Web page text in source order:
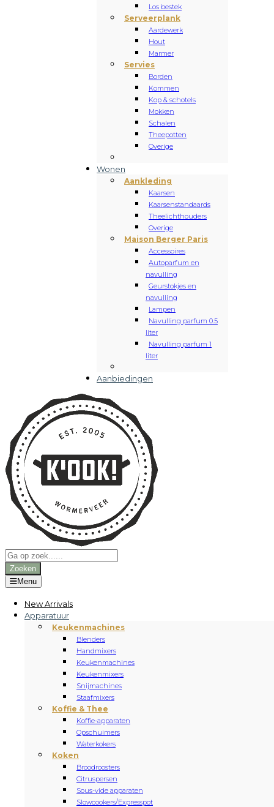
Los bestek
Serveerplank
Aardewerk
Hout
Marmer
Servies
Borden
Kommen
Kop & schotels
Mokken
Schalen
Theepotten
Overige
Wonen
Aankleding
Kaarsen
Kaarsenstandaards
Theelichthouders
Overige
Maison Berger Paris
Accessoires
Autoparfum en
navulling
Geurstokjes en
navulling
Lampen
Navulling parfum 0.5
liter
Navulling parfum 1
liter
Aanbiedingen
Producten
zoeken
Zoeken
Menu
New Arrivals
Apparatuur
Keukenmachines
Blenders
Handmixers
Keukenmachines
Keukenmixers
Snijmachines
Staafmixers
Koffie & Thee
Koffie-apparaten
Opschuimers
Waterkokers
Koken
Broodroosters
Citruspersen
Sous-vide apparaten
Slowcookers/Expresspot